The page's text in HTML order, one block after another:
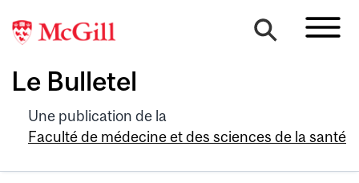
Le Bulletel
Une publication de la
Faculté de médecine et des sciences de la santé